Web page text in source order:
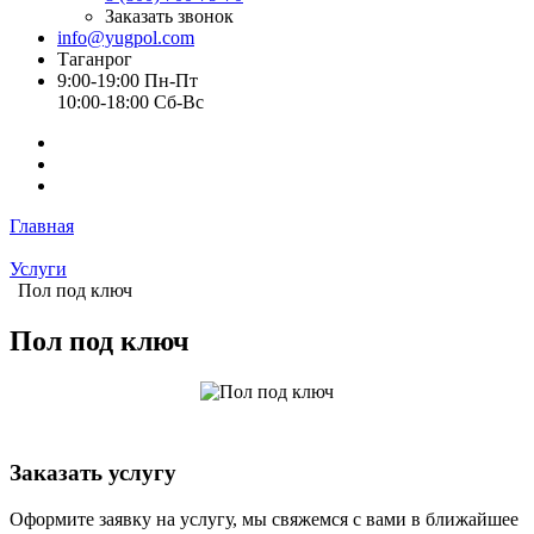
Заказать звонок
info@yugpol.com
Таганрог
9:00-19:00 Пн-Пт
10:00-18:00 Cб-Вс
Главная
Услуги
Пол под ключ
Пол под ключ
Заказать услугу
Оформите заявку на услугу, мы свяжемся с вами в ближайшее